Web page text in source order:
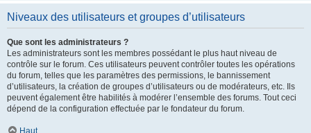
Niveaux des utilisateurs et groupes d’utilisateurs
Que sont les administrateurs ?
Les administrateurs sont les membres possédant le plus haut niveau de
contrôle sur le forum. Ces utilisateurs peuvent contrôler toutes les opérations
du forum, telles que les paramètres des permissions, le bannissement
d’utilisateurs, la création de groupes d’utilisateurs ou de modérateurs, etc. Ils
peuvent également être habilités à modérer l’ensemble des forums. Tout ceci
dépend de la configuration effectuée par le fondateur du forum.
Haut